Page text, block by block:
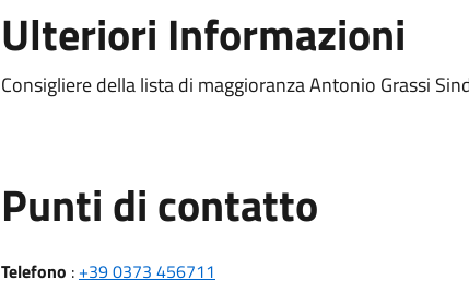
Ulteriori Informazioni
Consigliere della lista di maggioranza Antonio Grassi
Punti di contatto
Telefono : +39 0373 456711